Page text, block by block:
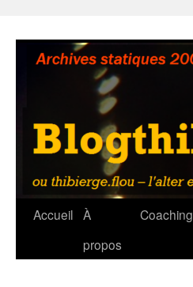
contenu
Accueil À
propos
Coaching